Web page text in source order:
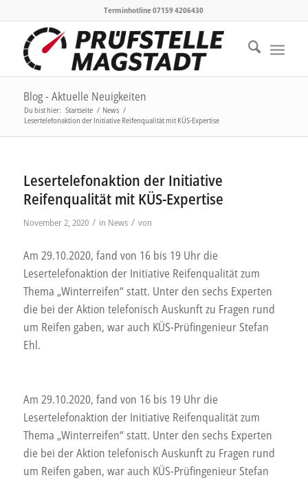
Terminhotline 07159 4206430
Blog - Aktuelle Neuigkeiten
Du bist hier: Startseite / News /
Lesertelefonaktion der Initiative Reifenqualität mit KÜS-Expertise
Lesertelefonaktion der Initiative
Reifenqualität mit KÜS-Expertise
November 2, 2020 / in News / von
Am 29.10.2020, fand von 16 bis 19 Uhr die
Lesertelefonaktion der Initiative Reifenqualität zum
Thema „Winterreifen“ statt. Unter den sechs Experten
die bei der Aktion telefonisch Auskunft zu Fragen rund
um Reifen gaben, war auch KÜS-Prüfingenieur Stefan
Ehl.
Am 29.10.2020, fand von 16 bis 19 Uhr die
Lesertelefonaktion der Initiative Reifenqualität zum
Thema „Winterreifen“ statt. Unter den sechs Experten
die bei der Aktion telefonisch Auskunft zu Fragen rund
um Reifen gaben, war auch KÜS-Prüfingenieur Stefan